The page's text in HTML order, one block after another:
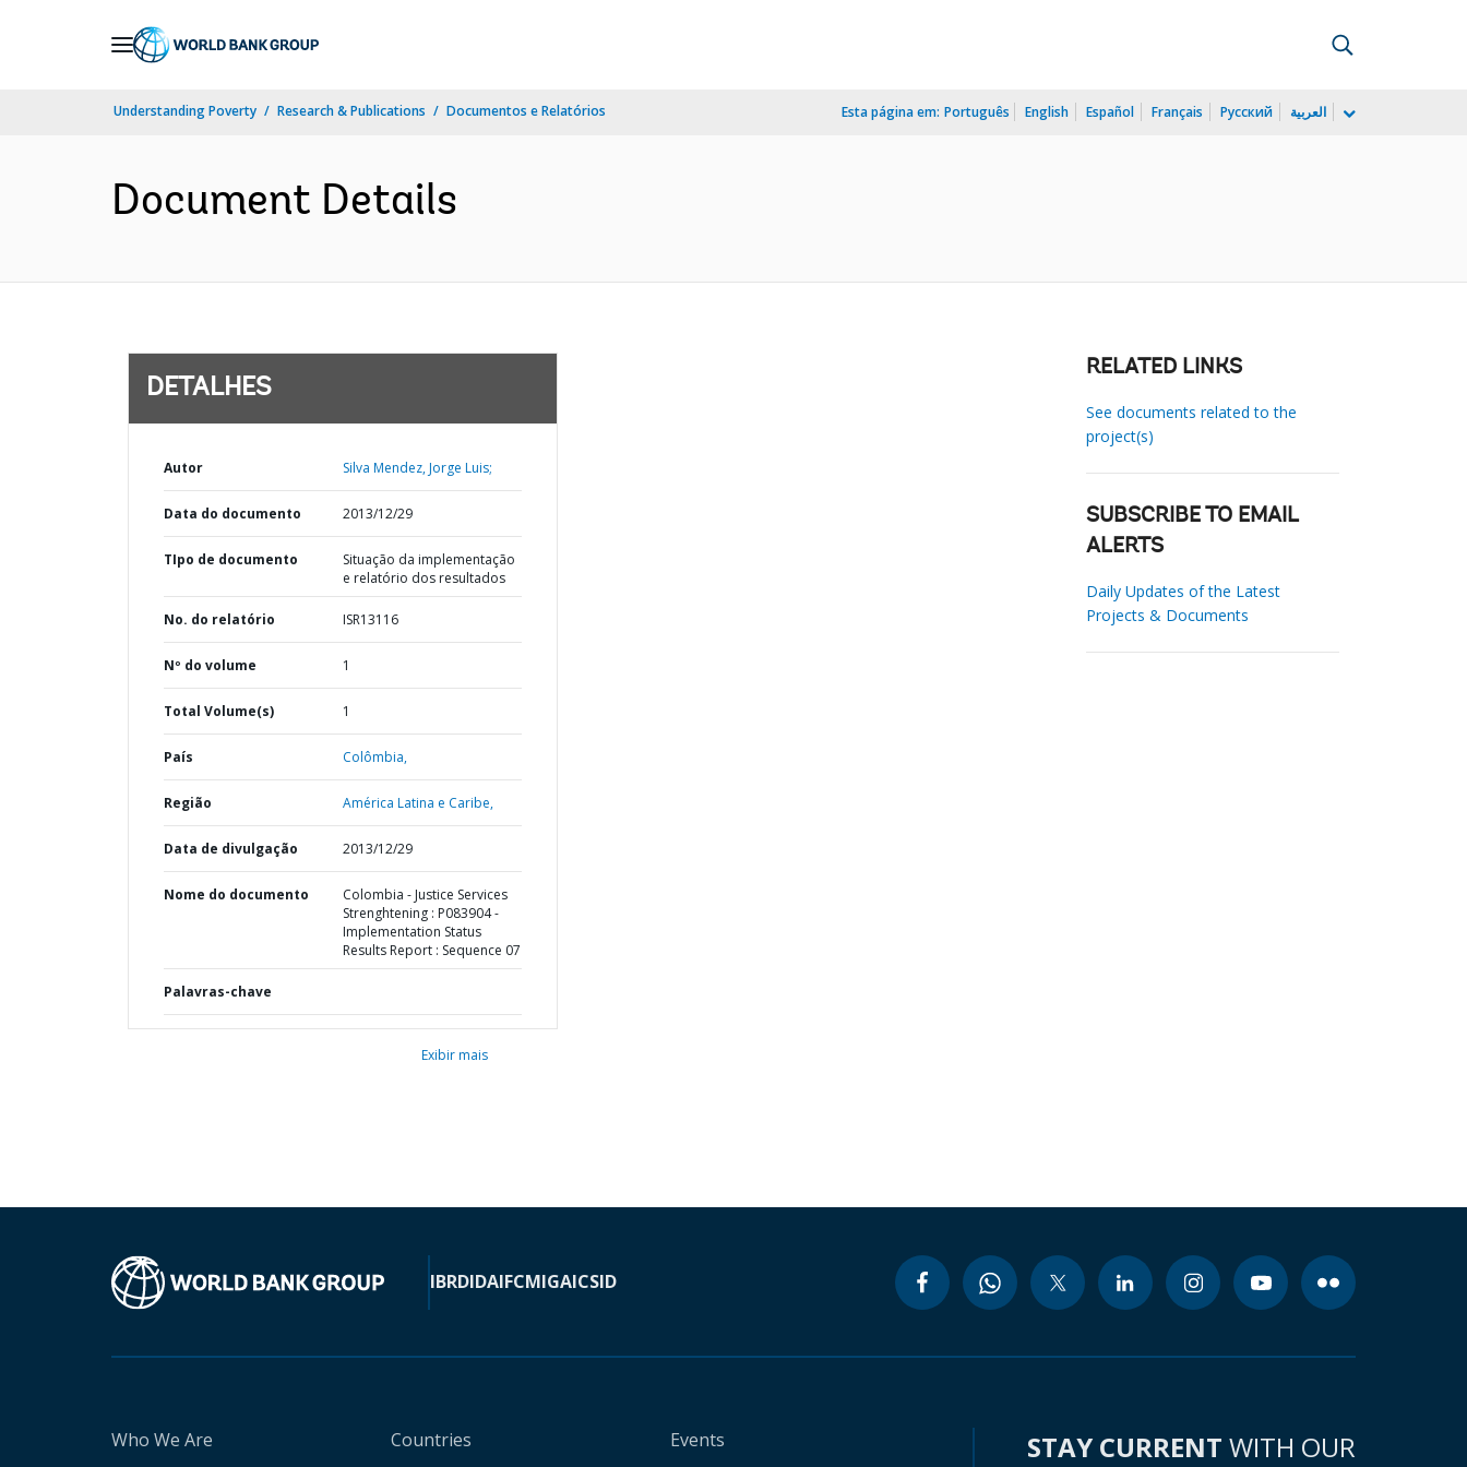
Understanding Poverty Research & Publications Documentos e Relatórios Esta página em: Português English Español Français Русский العربية
Document Details
DETALHES
Autor Silva Mendez, Jorge Luis;
Data do documento 2013/12/29
TIpo de documento
Situação da implementação
e relatório dos resultados
No. do relatório ISR13116
Nº do volume 1
Total Volume(s) 1
País Colômbia,
Região América Latina e Caribe,
Data de divulgação 2013/12/29
Nome do documento
Colombia - Justice Services
Strenghtening : P083904 -
Implementation Status
Results Report : Sequence 07
Palavras-chave
Exibir mais
RELATED LINKS
See documents related to the
project(s)
SUBSCRIBE TO EMAIL
ALERTS
Daily Updates of the Latest
Projects & Documents
IBRDIDAIFCMIGAICSID
Who We Are Countries Events STAY CURRENT WITH OUR